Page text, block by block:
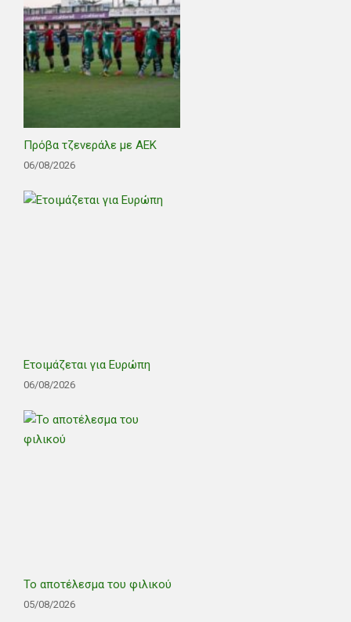
Πρόβα τζενεράλε με ΑΕΚ
06/08/2026
Ετοιμάζεται για Ευρώπη
06/08/2026
Το αποτέλεσμα του φιλικού
05/08/2026